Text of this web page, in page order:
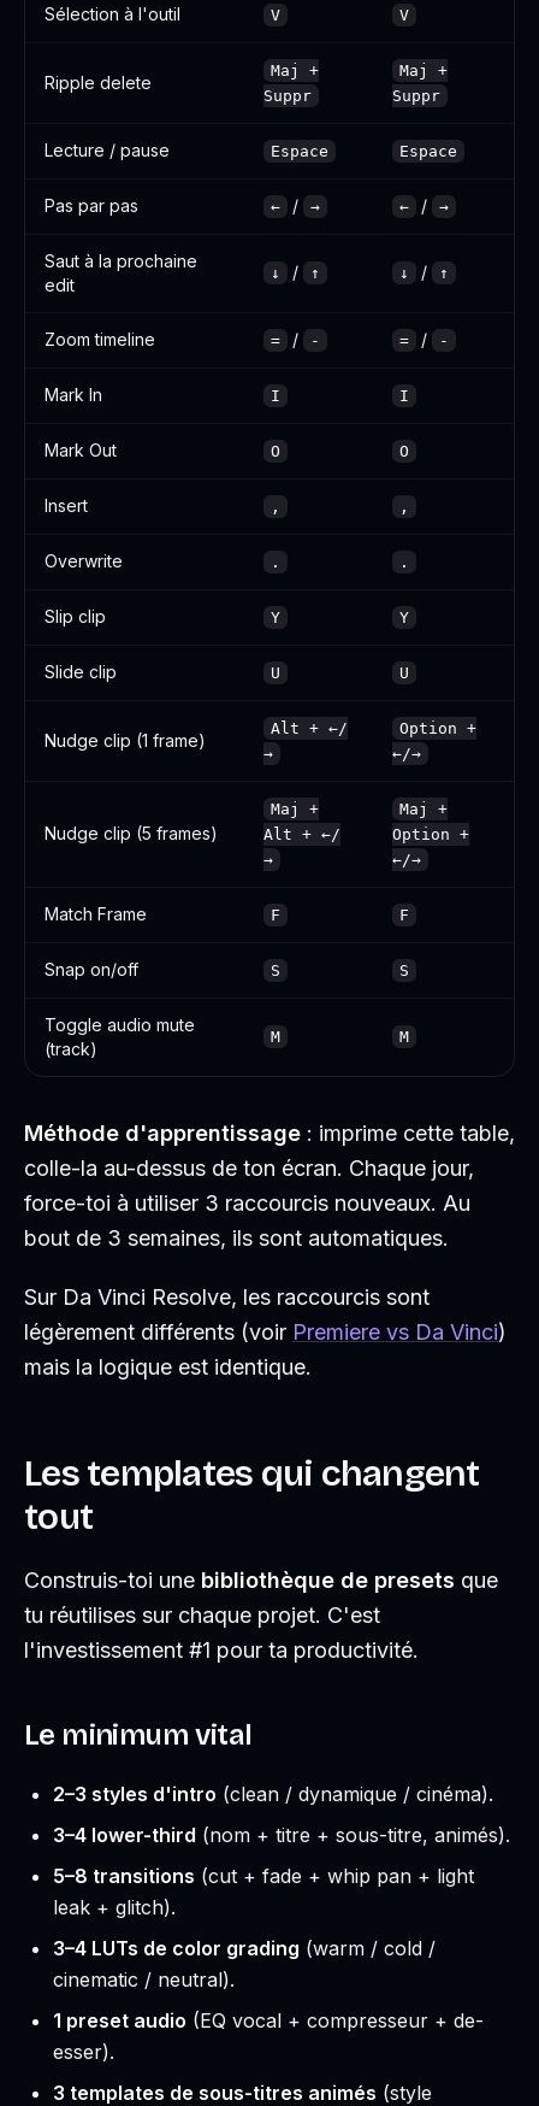
Sélection à l'outil V V
Ripple delete
Maj +
Suppr
Maj +
Suppr
Lecture / pause Espace Espace
Pas par pas ← / → ← / →
Saut à la prochaine
edit
↓ / ↑ ↓ / ↑
Zoom timeline = / - = / -
Mark In I I
Mark Out O O
Insert , ,
Overwrite . .
Slip clip Y Y
Slide clip U U
Nudge clip (1 frame)
Alt + ←/
→
Option +
←/→
Nudge clip (5 frames)
Maj +
Alt + ←/
→
Maj +
Option +
←/→
Match Frame F F
Snap on/off S S
Toggle audio mute
(track)
M M
Méthode d'apprentissage : imprime cette table,
colle-la au-dessus de ton écran. Chaque jour,
force-toi à utiliser 3 raccourcis nouveaux. Au
bout de 3 semaines, ils sont automatiques.
Sur Da Vinci Resolve, les raccourcis sont
légèrement différents (voir Premiere vs Da Vinci)
mais la logique est identique.
Les templates qui changent
tout
Construis-toi une bibliothèque de presets que
tu réutilises sur chaque projet. C'est
l'investissement #1 pour ta productivité.
Le minimum vital
2–3 styles d'intro (clean / dynamique / cinéma).
3–4 lower-third (nom + titre + sous-titre, animés).
5–8 transitions (cut + fade + whip pan + light
leak + glitch).
3–4 LUTs de color grading (warm / cold /
cinematic / neutral).
1 preset audio (EQ vocal + compresseur + de-
esser).
3 templates de sous-titres animés (style